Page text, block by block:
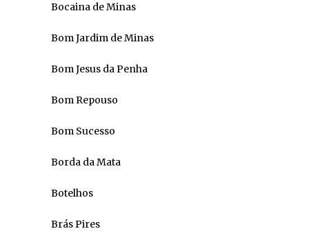
Bocaina de Minas
Bom Jardim de Minas
Bom Jesus da Penha
Bom Repouso
Bom Sucesso
Borda da Mata
Botelhos
Brás Pires